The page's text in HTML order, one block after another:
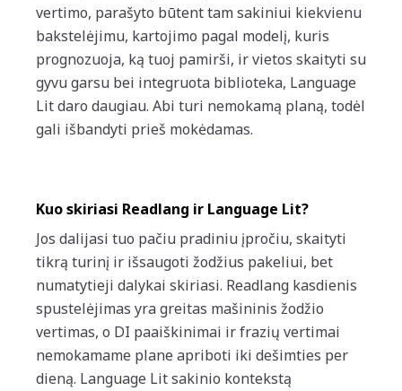
vertimo, parašyto būtent tam sakiniui kiekvienu
bakstelėjimu, kartojimo pagal modelį, kuris
prognozuoja, ką tuoj pamirši, ir vietos skaityti su
gyvu garsu bei integruota biblioteka, Language
Lit daro daugiau. Abi turi nemokamą planą, todėl
gali išbandyti prieš mokėdamas.
Kuo skiriasi Readlang ir Language Lit?
Jos dalijasi tuo pačiu pradiniu įpročiu, skaityti
tikrą turinį ir išsaugoti žodžius pakeliui, bet
numatytieji dalykai skiriasi. Readlang kasdienis
spustelėjimas yra greitas mašininis žodžio
vertimas, o DI paaiškinimai ir frazių vertimai
nemokamame plane apriboti iki dešimties per
dieną. Language Lit sakinio kontekstą